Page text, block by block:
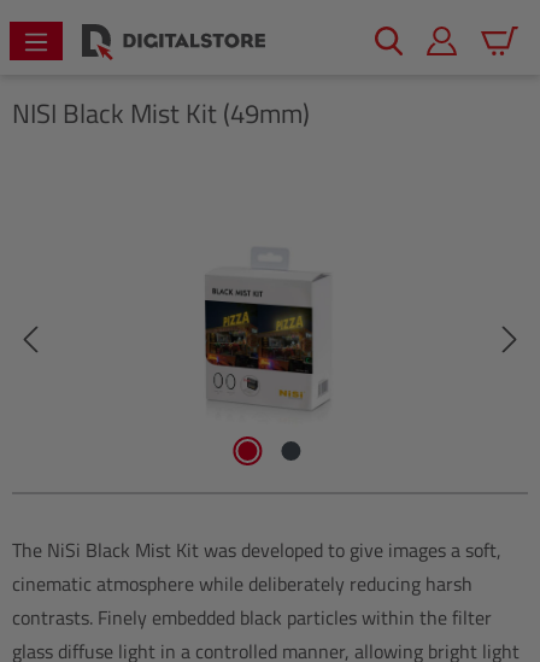
springen
NISI Black Mist Kit (49mm)
The NiSi Black Mist Kit was developed to give images a soft,
cinematic atmosphere while deliberately reducing harsh
contrasts. Finely embedded black particles within the filter
glass diffuse light in a controlled manner, allowing bright light